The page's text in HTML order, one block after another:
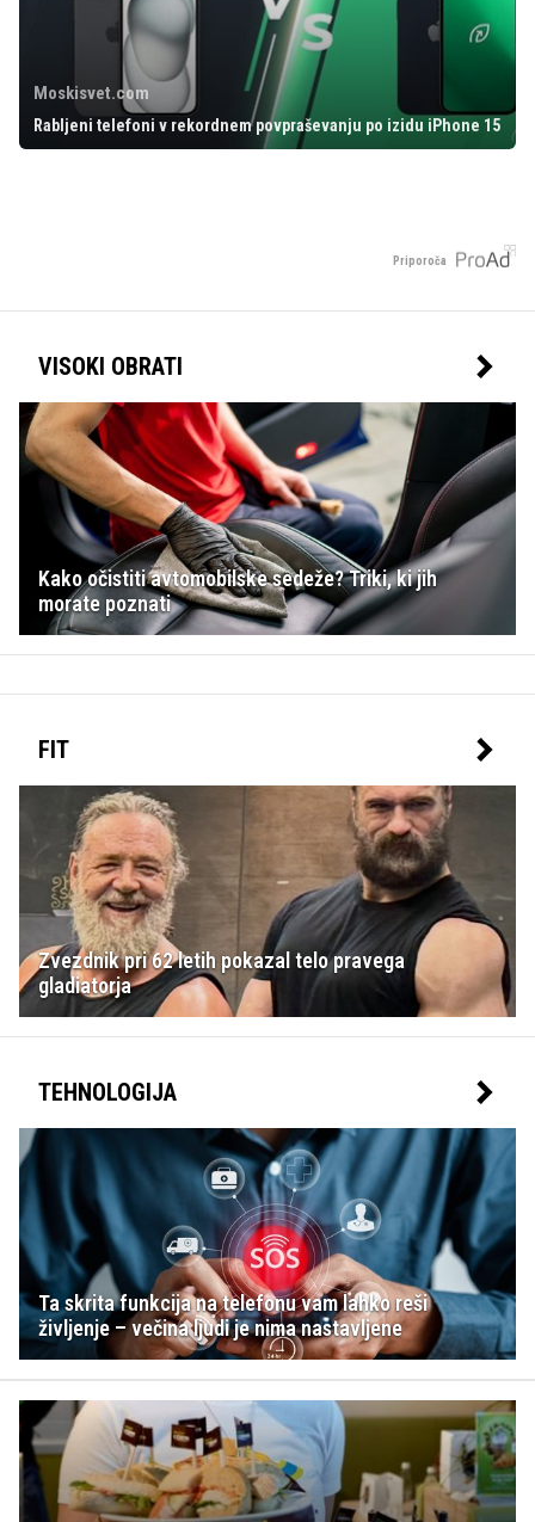
Moskisvet.com
Rabljeni telefoni v rekordnem povpraševanju po izidu iPhone 15
Priporoča
VISOKI OBRATI
Kako očistiti avtomobilske sedeže? Triki, ki jih
morate poznati
FIT
Zvezdnik pri 62 letih pokazal telo pravega
gladiatorja
TEHNOLOGIJA
Ta skrita funkcija na telefonu vam lahko reši
življenje – večina ljudi je nima nastavljene